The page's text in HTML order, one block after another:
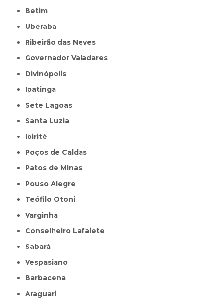
Betim
Uberaba
Ribeirão das Neves
Governador Valadares
Divinópolis
Ipatinga
Sete Lagoas
Santa Luzia
Ibirité
Poços de Caldas
Patos de Minas
Pouso Alegre
Teófilo Otoni
Varginha
Conselheiro Lafaiete
Sabará
Vespasiano
Barbacena
Araguari